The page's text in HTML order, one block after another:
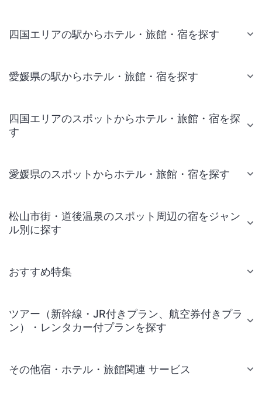
四国エリアの駅からホテル・旅館・宿を探す
愛媛県の駅からホテル・旅館・宿を探す
四国エリアのスポットからホテル・旅館・宿を探
す
愛媛県のスポットからホテル・旅館・宿を探す
松山市街・道後温泉のスポット周辺の宿をジャン
ル別に探す
おすすめ特集
ツアー（新幹線・JR付きプラン、航空券付きプラ
ン）・レンタカー付プランを探す
その他宿・ホテル・旅館関連 サービス